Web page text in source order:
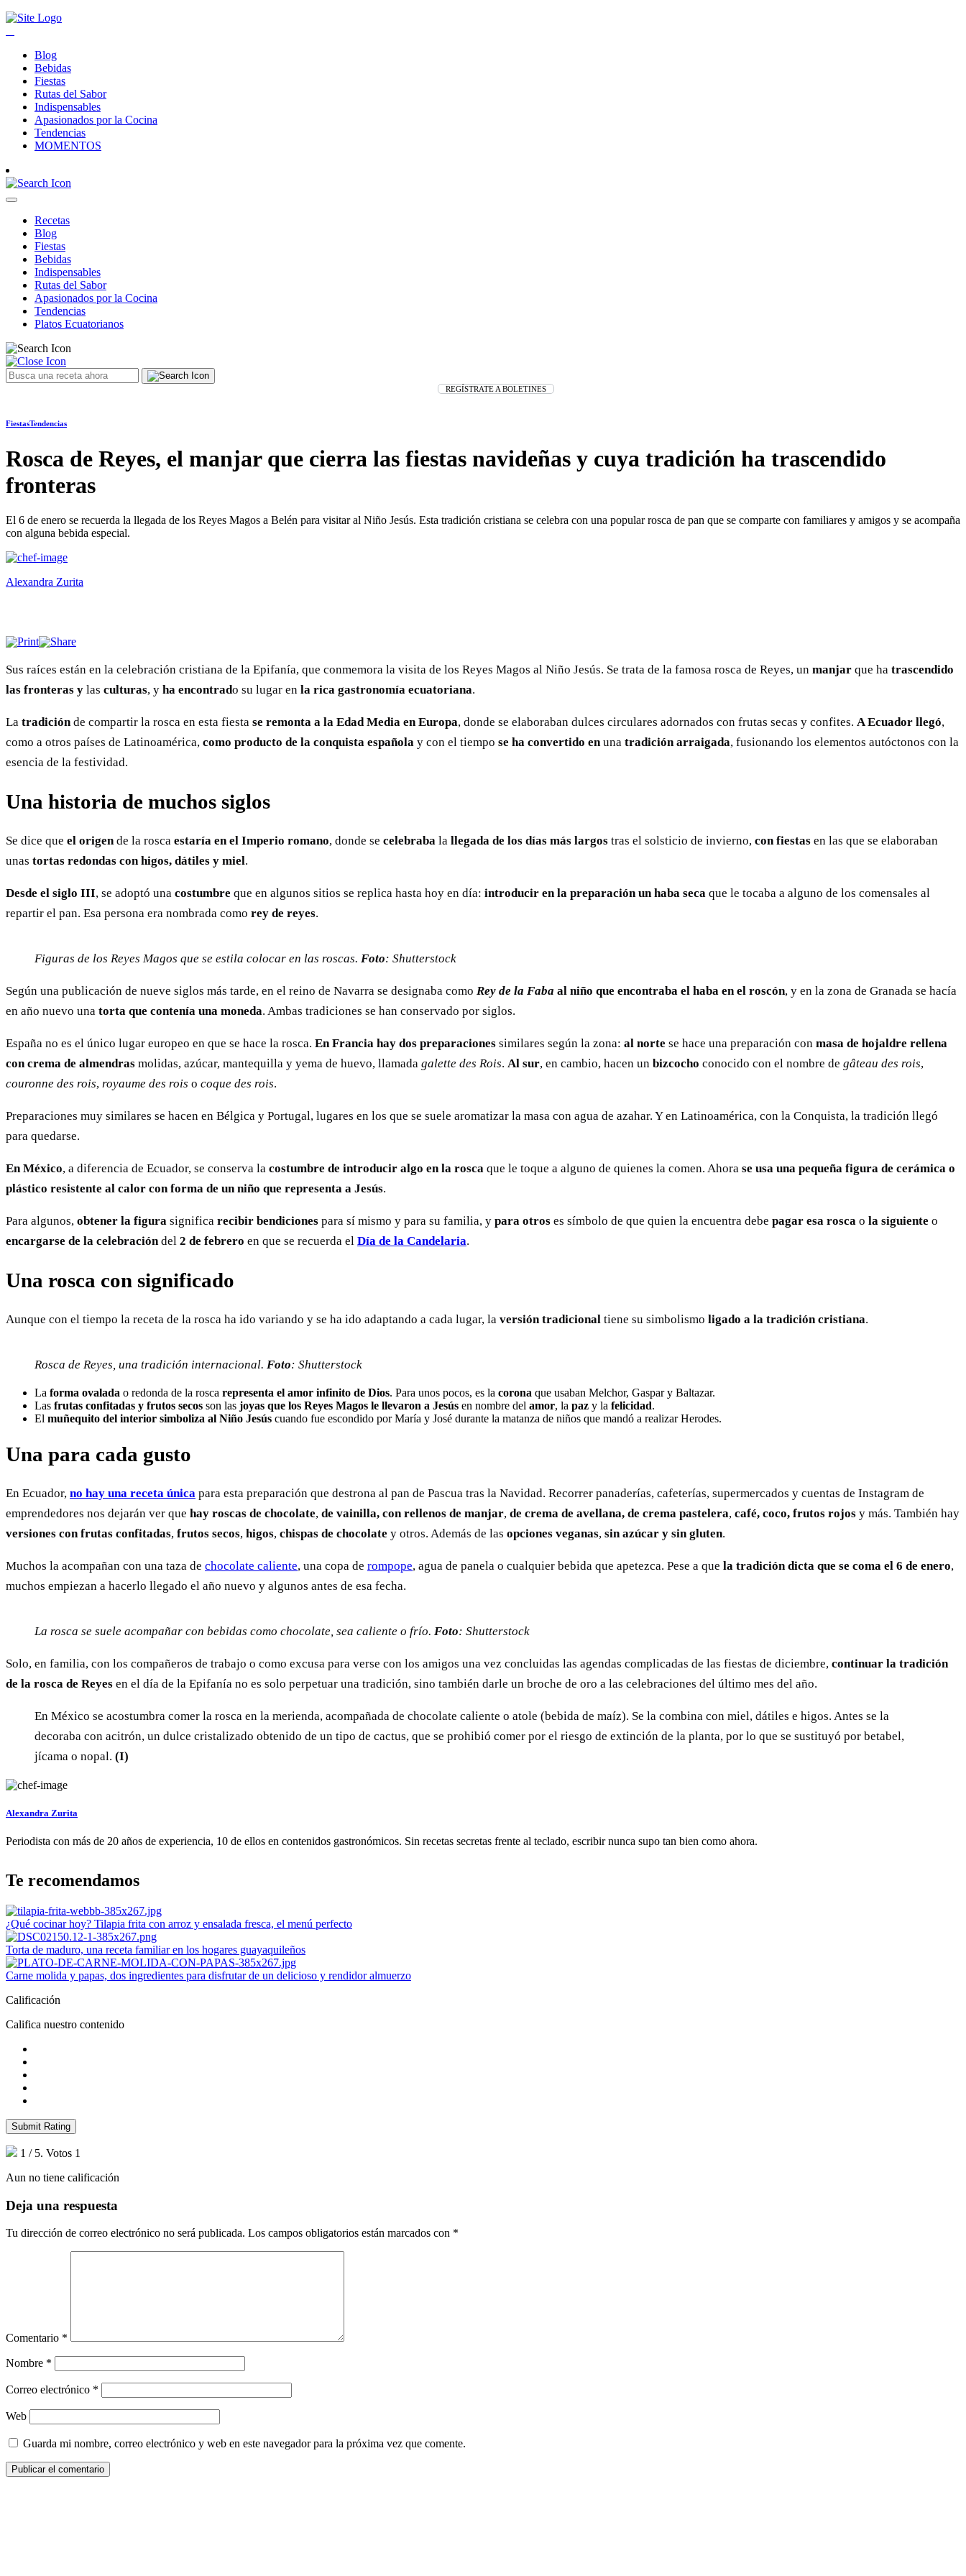
Blog
Bebidas
Fiestas
Rutas del Sabor
Indispensables
Apasionados por la Cocina
Tendencias
MOMENTOS
Recetas
Blog
Fiestas
Bebidas
Indispensables
Rutas del Sabor
Apasionados por la Cocina
Tendencias
Platos Ecuatorianos
REGÍSTRATE A BOLETINES
FiestasTendencias
Rosca de Reyes, el manjar que cierra las fiestas navideñas y cuya tradición ha trascendido
fronteras
El 6 de enero se recuerda la llegada de los Reyes Magos a Belén para visitar al Niño Jesús. Esta tradición cristiana se celebra con una popular rosca de pan que se comparte con familiares y amigos y se acompaña
con alguna bebida especial.
Alexandra Zurita
Sus raíces están en la celebración cristiana de la Epifanía, que conmemora la visita de los Reyes Magos al Niño Jesús. Se trata de la famosa rosca de Reyes, un manjar que ha trascendido
las fronteras y las culturas, y ha encontrado su lugar en la rica gastronomía ecuatoriana.
La tradiciónde compartir la rosca en esta fiesta se remonta a la Edad Media en Europa, donde se elaboraban dulces circulares adornados con frutas secas y confites. A Ecuador llegó,
como a otros países de Latinoamérica, como producto de la conquista española y con el tiempo se ha convertido enuna tradición arraigada, fusionando los elementos autóctonos con la
esencia de la festividad.
Una historia de muchos siglos
Se dice que el origende la rosca estaría en el Imperio romano, donde se celebraba la llegada de los días más largos tras el solsticio de invierno, con fiestas en las que se elaboraban
unas tortas redondas con higos, dátiles y miel.
Desde el siglo III, se adoptó una costumbre que en algunos sitios se replica hasta hoy en día: introducir en la preparación un haba seca que le tocaba a alguno de los comensales al
repartir el pan. Esa persona era nombrada como rey de reyes.
Figuras de los Reyes Magos que se estila colocar en las roscas. Foto: Shutterstock
Según una publicación de nueve siglos más tarde, en el reino de Navarra se designaba como Rey de la Faba al niño que encontraba el haba en el roscón, y en la zona de Granada se hacía
en año nuevo una torta que contenía una moneda. Ambas tradiciones se han conservado por siglos.
España no es el único lugar europeo en que se hace la rosca. En Francia hay dos preparaciones similares según la zona: al norte se hace una preparación con masa de hojaldre rellena
con crema de almendras molidas, azúcar, mantequilla y yema de huevo, llamada galette des Rois. Al sur, en cambio, hacen un bizcocho conocido con el nombre de gâteau des rois,
couronne des rois, royaume des rois o coque des rois.
Preparaciones muy similares se hacen en Bélgica y Portugal, lugares en los que se suele aromatizar la masa con agua de azahar. Y en Latinoamérica, con la Conquista, la tradición llegó
para quedarse.
En México, a diferencia de Ecuador, se conserva la costumbre de introducir algo en la rosca que le toque a alguno de quienes la comen. Ahora se usa una pequeña figura de cerámica o
plástico resistente al calor con forma de un niño que representa a Jesús.
Para algunos, obtener la figura significa recibir bendiciones para sí mismo y para su familia, y para otros es símbolo de que quien la encuentra debe pagar esa rosca o la siguiente o
encargarse de la celebracióndel 2 de febrero en que se recuerda el Día de la Candelaria.
Una rosca con significado
Aunque con el tiempo la receta de la rosca ha ido variando y se ha ido adaptando a cada lugar, la versión tradicional tiene su simbolismo ligado a la tradición cristiana.
Rosca de Reyes, una tradición internacional. Foto: Shutterstock
La forma ovalada o redonda de la rosca representa el amor infinito de Dios. Para unos pocos, es la corona que usaban Melchor, Gaspar y Baltazar.
Las frutas confitadas y frutos secos son las joyas que los Reyes Magos le llevaron a Jesús en nombre del amor, la paz y la felicidad.
El muñequito del interior simboliza al Niño Jesús cuando fue escondido por María y José durante la matanza de niños que mandó a realizar Herodes.
Una para cada gusto
En Ecuador, no hay una receta única para esta preparación que destrona al pan de Pascua tras la Navidad. Recorrer panaderías, cafeterías, supermercados y cuentas de Instagram de
emprendedores nos dejarán ver que hay roscas de chocolate, de vainilla, con rellenos de manjar, de crema de avellana, de crema pastelera, café, coco, frutos rojos y más. También hay
versiones con frutas confitadas, frutos secos, higos, chispas de chocolate y otros. Además de las opciones veganas, sin azúcar y sin gluten.
Muchos la acompañan con una taza de chocolate caliente, una copa de rompope, agua de panela o cualquier bebida que apetezca. Pese a que la tradición dicta que se coma el 6 de enero,
muchos empiezan a hacerlo llegado el año nuevo y algunos antes de esa fecha.
La rosca se suele acompañar con bebidas como chocolate, sea caliente o frío. Foto: Shutterstock
Solo, en familia, con los compañeros de trabajo o como excusa para verse con los amigos una vez concluidas las agendas complicadas de las fiestas de diciembre, continuar la tradición
de la rosca de Reyes en el día de la Epifanía no es solo perpetuar una tradición, sino también darle un broche de oro a las celebraciones del último mes del año.
En México se acostumbra comer la rosca en la merienda, acompañada de chocolate caliente o atole (bebida de maíz). Se la combina con miel, dátiles e higos. Antes se la
decoraba con acitrón, un dulce cristalizado obtenido de un tipo de cactus, que se prohibió comer por el riesgo de extinción de la planta, por lo que se sustituyó por betabel,
jícama o nopal. (I)
Alexandra Zurita
Periodista con más de 20 años de experiencia, 10 de ellos en contenidos gastronómicos. Sin recetas secretas frente al teclado, escribir nunca supo tan bien como ahora.
Te recomendamos
¿Qué cocinar hoy? Tilapia frita con arroz y ensalada fresca, el menú perfecto
Torta de maduro, una receta familiar en los hogares guayaquileños
Carne molida y papas, dos ingredientes para disfrutar de un delicioso y rendidor almuerzo
Calificación
Califica nuestro contenido
Submit Rating
1 / 5. Votos 1
Aun no tiene calificación
Deja una respuesta
Tu dirección de correo electrónico no será publicada. Los campos obligatorios están marcados con *
Comentario *
Nombre *
Correo electrónico *
Web
Guarda mi nombre, correo electrónico y web en este navegador para la próxima vez que comente.